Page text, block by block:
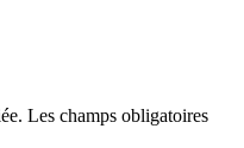
Les champs obligatoires